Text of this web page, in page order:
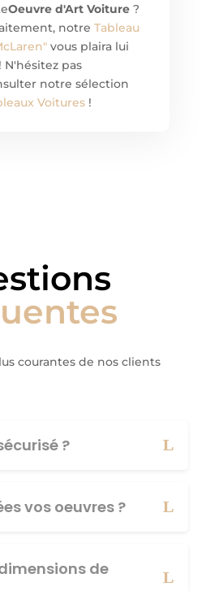
Oeuvre d'Art Voiture?
notre Tableau
vous plaira lui
N'hésitez pas
notre sélection
Voitures!
courantes de nos clients
?
vos oeuvres ?
de